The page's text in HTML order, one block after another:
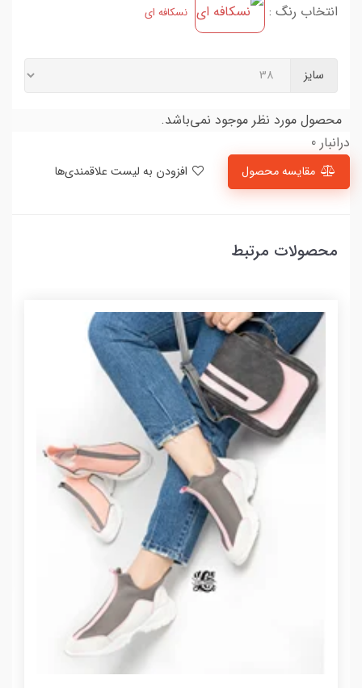
انتخاب رنگ : نسکافه ای
سایز
محصول مورد نظر موجود نمی‌باشد.
درانبار 0
مقایسه محصول
محصولات مرتبط